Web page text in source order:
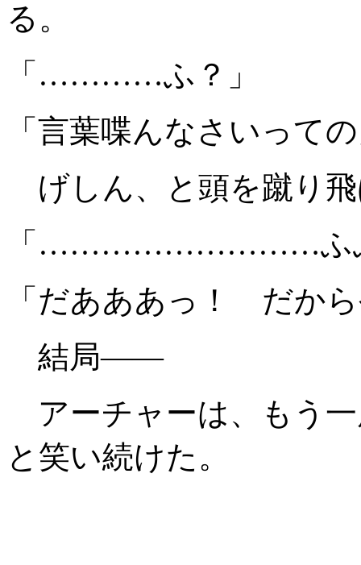
る。
「…………ふ？」
「言葉喋んなさいって
げしん、と頭を蹴り
「………………………ふふ
「だあああっ！ だか
結局――
アーチャーは、もう
と笑い続けた。